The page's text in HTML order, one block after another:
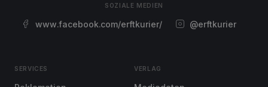
SOZIALE MEDIEN
www.facebook.com/erftkurier/ @erftkurier
SERVICES VERLAG